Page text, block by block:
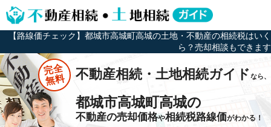
【路線価チェック】都城市高城町高城の土地・不動産の相続税はいく
ら？売却相談もできます
完全
無料 不動産相続・土地相続ガイドなら、
都城市高城町高城の
不動産の売却価格や相続税路線価がわかる！